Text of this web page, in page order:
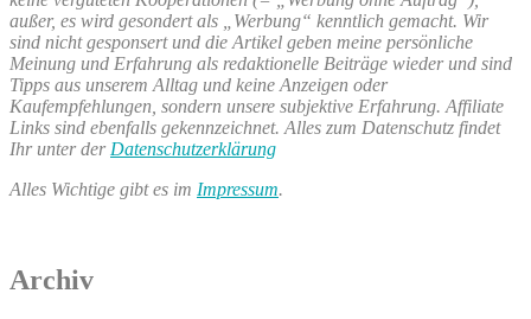
außer, es wird gesondert als „Werbung“ kenntlich gemacht. Wir
sind nicht gesponsert und die Artikel geben meine persönliche
Meinung und Erfahrung als redaktionelle Beiträge wieder und sind
Tipps aus unserem Alltag und keine Anzeigen oder
Kaufempfehlungen, sondern unsere subjektive Erfahrung. Affiliate
Links sind ebenfalls gekennzeichnet. Alles zum Datenschutz findet
Ihr unter der Datenschutzerklärung
Alles Wichtige gibt es im Impressum.
Archiv